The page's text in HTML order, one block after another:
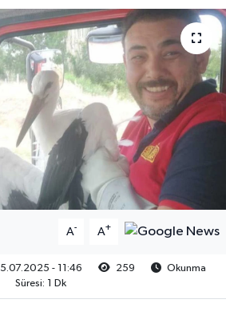
A- A+
- 11:46 259
Okunma
Süresi: 1 Dk